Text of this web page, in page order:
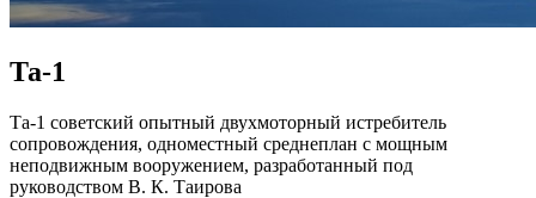
Та-1
Та-1 советский опытный двухмоторный истребитель
сопровождения, одноместный среднеплан с мощным
неподвижным вооружением, разработанный под
руководством В. К. Таирова